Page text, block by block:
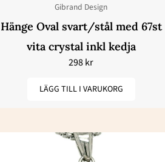
Gibrand Design
Hänge Oval svart/stål med 67st
vita crystal inkl kedja
298kr
LÄGG TILL I VARUKORG